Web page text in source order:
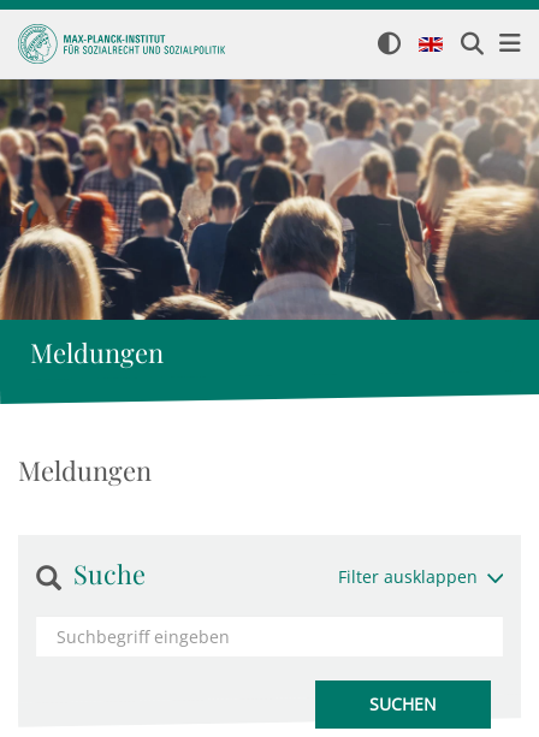
Meldungen
Meldungen
Suche Filter ausklappen